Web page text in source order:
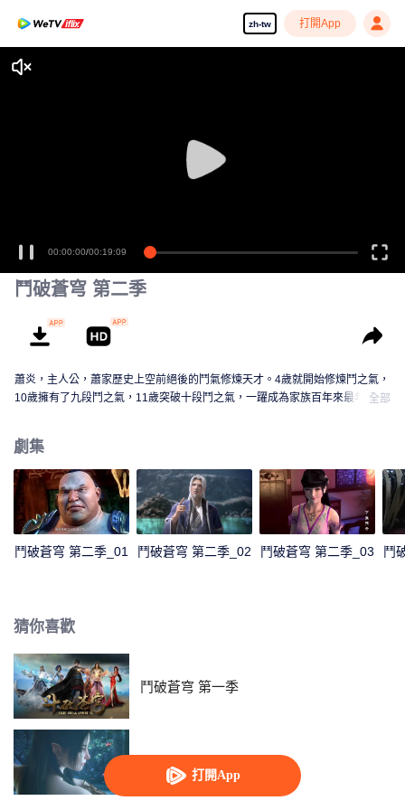
zh-tw 打開App
打開App
00:00:00/00:19:09
鬥破蒼穹 第二季
蕭炎，主人公，蕭家歷史上空前絕後的鬥氣修煉天才。4歲就開始修煉鬥之氣，
10歲擁有了九段鬥之氣，11歲突破十段鬥之氣，一躍成為家族百年來最年輕的
即將絕望的時候，一縷幽魂從他手上的戒指裡浮現，一扇全新的大門在面前開
啟！蕭炎重新成為家族年輕一輩中的佼佼者，受到眾人的仰慕，他卻不滿足於
此。為了一雪退婚帶來的恥辱，蕭炎來到了魔獸山脈，在藥老的幫助下，進一
步提升自己的修煉級別…
全部
劇集
鬥破蒼穹 第二季_01 鬥破蒼穹 第二季_02 鬥破蒼穹 第二季_03 鬥
猜你喜歡
鬥破蒼穹 第一季